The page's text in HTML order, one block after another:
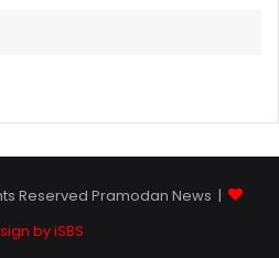
Reserved Pramodan News |
by iSBS